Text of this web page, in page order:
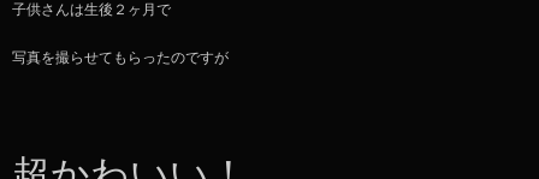
子供さんは生後２ヶ月で
写真を撮らせてもらったのですが